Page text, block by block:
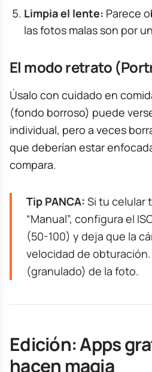
Limpia el lente: Parece
las fotos malas son por
El modo retrato
Úsalo con cuidado en
(fondo borroso) puede
individual, pero a veces
que deberían estar
compara.
Tip PANCA: Si tu celular
“Manual”, configura el
(50-100) y deja que la
velocidad de
(granulado) de la foto.
Edición: Apps
hacen magia